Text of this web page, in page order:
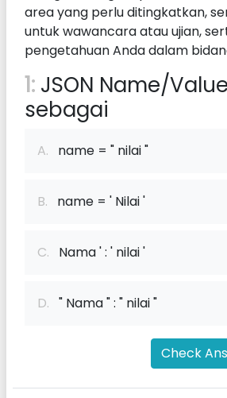
area yang perlu ditingkatkan,
untuk wawancara atau ujian,
pengetahuan Anda dalam
1: JSON Name/
sebagai
A. name = " nilai "
B. name = ' Nilai '
C. Nama ' : ' nilai '
D. " Nama " : " nilai "
Check